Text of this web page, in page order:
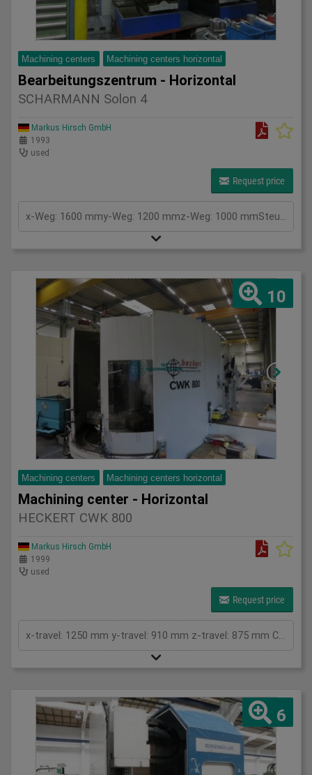
Machining centers Machining centers horizontal
Bearbeitungszentrum - Horizontal
SCHARMANN Solon 4
Markus Hirsch GmbH
1993
used
Request price
x-Weg: 1600 mmy-Weg: 1200 mmz-Weg: 1000 mmSteuerung: SiemensTyp: 880 MPalettengröße: 800x1000 mmAnzahl der Paletten: 2Drehtisch: 360 °Drehzahl: 5300 U/minTischbelastung: 3000 kgSpindelaufnahme ISO: 50Werkzeugwechsler: Pos.w-Achse: 600 mmSpindeldurchmesser: 125 mmGesamtleistungsbedarf: kWMaschinengewicht ca.: tRaumbedarf ca.: 8x7x4,2 m
10
Machining centers Machining centers horizontal
Machining center - Horizontal
HECKERT CWK 800
Markus Hirsch GmbH
1999
used
Request price
x-travel: 1250 mm y-travel: 910 mm z-travel: 875 mm Control: Siemens Type: 840 D Pallet size: 800x800 mm Number of pallets: 2 Speed: 16.5 rpm Gear stages: 2 Feed: 1-32000 mm/min Rotary table: 360x1 ° Table load: 1150 kg Spindle mount ISO: 50 Tool changer: 165 positions. Total power requirement: kW Machine weight approx.: 18.5 t Space requirement approx.: m
6